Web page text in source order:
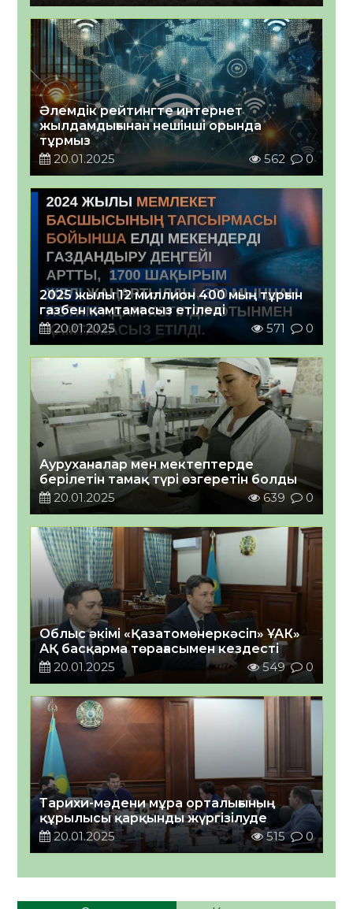
Әлемдік рейтингте интернет
жылдамдығынан нешінші орында
тұрмыз
20.01.2025
562 0
2025 жылы 12 миллион 400 мың тұрғын
газбен қамтамасыз етіледі
20.01.2025
571 0
Ауруханалар мен мектептерде
берілетін тамақ түрі өзгеретін болды
20.01.2025
639 0
Облыс әкімі «Қазатомөнеркәсіп» ҰАК»
АҚ басқарма төрағасымен кездесті
20.01.2025
549 0
Тарихи-мәдени мұра орталығының
құрылысы қарқынды жүргізілуде
20.01.2025
515 0